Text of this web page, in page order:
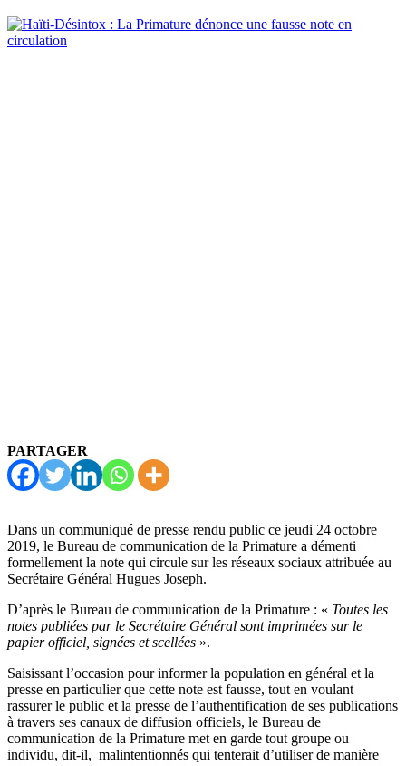
PARTAGER
Dans un communiqué de presse rendu public ce jeudi 24 octobre
2019, le Bureau de communication de la Primature a démenti
formellement la note qui circule sur les réseaux sociaux attribuée au
Secrétaire Général Hugues Joseph.
D’après le Bureau de communication de la Primature : « Toutes les
notes publiées par le Secrétaire Général sont imprimées sur le
papier officiel, signées et scellées ».
Saisissant l’occasion pour informer la population en général et la
presse en particulier que cette note est fausse, tout en voulant
rassurer le public et la presse de l’authentification de ses publications
à travers ses canaux de diffusion officiels, le Bureau de
communication de la Primature met en garde tout groupe ou
individu, dit-il, malintentionnés qui tenterait d’utiliser de manière